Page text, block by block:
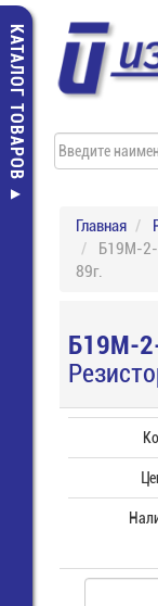
КАТАЛОГ ТОВАРОВ
Главная
Б19М-2-
89г.
Б19М-